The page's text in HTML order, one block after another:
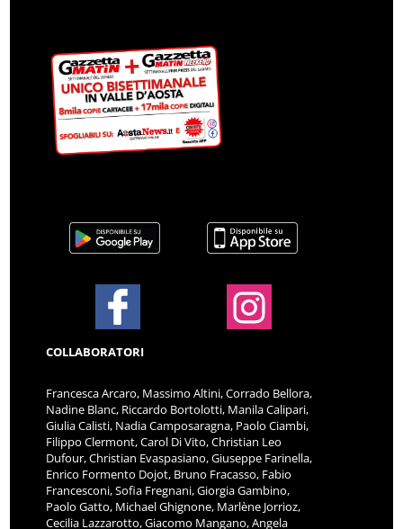
COLLABORATORI
Francesca Arcaro, Massimo Altini, Corrado Bellora,
Nadine Blanc, Riccardo Bortolotti, Manila Calipari,
Giulia Calisti, Nadia Camposaragna, Paolo Ciambi,
Filippo Clermont, Carol Di Vito, Christian Leo
Dufour, Christian Evaspasiano, Giuseppe Farinella,
Enrico Formento Dojot, Bruno Fracasso, Fabio
Francesconi, Sofia Fregnani, Giorgia Gambino,
Paolo Gatto, Michael Ghignone, Marlène Jorrioz,
Cecilia Lazzarotto, Giacomo Mangano, Angela